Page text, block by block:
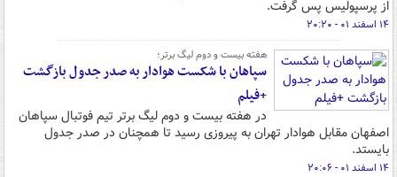
از پرسپولیس پس گرفت.
۱۴ اسفند ۰۱ - ۲۰:۲۰
هفته بیست و دوم لیگ برتر؛
سپاهان با شکست هوادار به صدر جدول بازگشت
+فیلم
در هفته بیست و دوم لیگ برتر تیم فوتبال سپاهان
اصفهان مقابل هوادار تهران به پیروزی رسید تا همچنان در صدر جدول
بایستد.
۱۴ اسفند ۰۱ - ۲۰:۰۶